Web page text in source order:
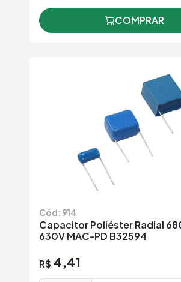
COMPRAR
Cód: 914
Capacitor Poliéster Radial
630V MAC-PD B32594
R$ 4,41